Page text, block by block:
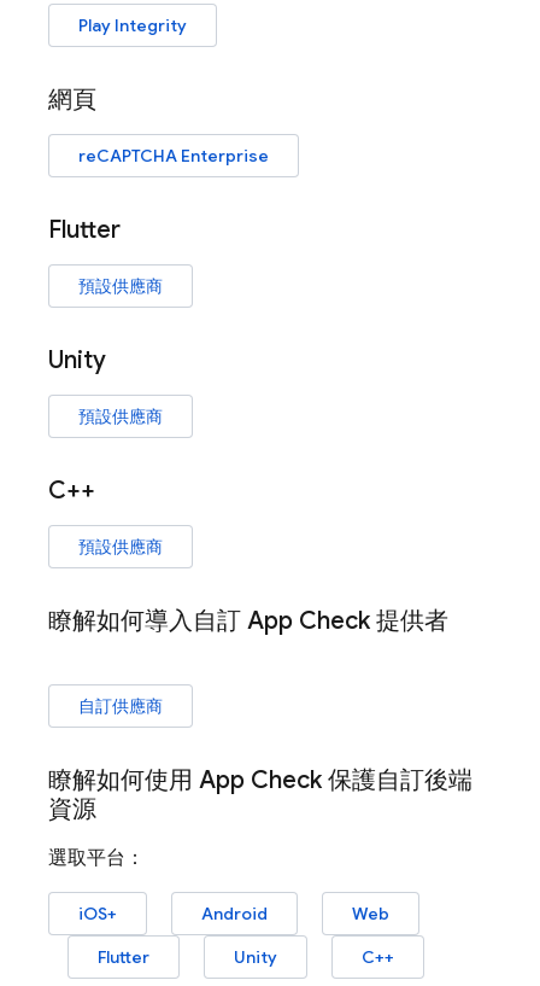
Play Integrity
網頁
reCAPTCHA Enterprise
Flutter
預設供應商
Unity
預設供應商
C++
預設供應商
瞭解如何導入自訂 App Check 提供者
自訂供應商
瞭解如何使用 App Check 保護自訂後端
資源
選取平台：
iOS+ Android
Web
Flutter
Unity C++